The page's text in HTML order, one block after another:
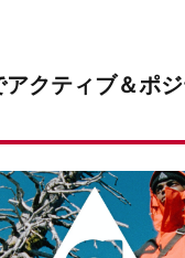
アクティブ＆ポ